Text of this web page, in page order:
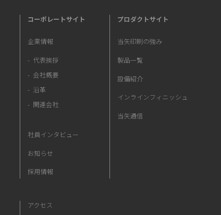
コーポレートサイト
企業情報
代表挨拶
会社概要
沿革
関連会社
社員インタビュー
お知らせ
採用情報
プロダクトサイト
当矢印刷の強み
製品一覧
設備紹介
インラインフィニッシュ
当矢通信
アクセス